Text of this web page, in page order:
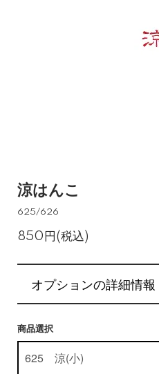
涼はんこ
625/626
850円(税込)
オプションの詳細情報
商品選択